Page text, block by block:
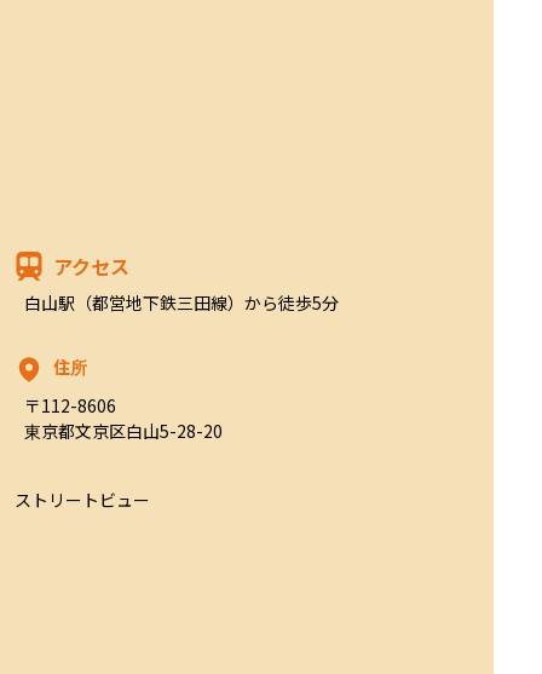
アクセス
白山駅（都営地下鉄三田線）から徒歩5分
住所
〒112-8606
東京都文京区白山5-28-20
ストリートビュー